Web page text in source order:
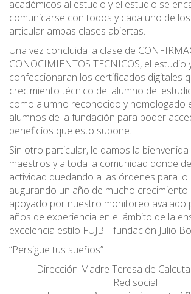
académicos al estudio y el estudio se
comunicarse con todos y cada uno de
articular ambas clases abiertas.
Una vez concluida la clase de
CONOCIMIENTOS TECNICOS, el estudio
confeccionaran los certificados digitales
crecimiento técnico del alumno del
como alumno reconocido y homologado
alumnos de la fundación para poder
beneficios que esto supone.
Sin otro particular, le damos la
maestros y a toda la comunidad donde
actividad quedando a las órdenes para
augurando un año de mucho
apoyado por nuestro monitoreo avalado
años de experiencia en el ámbito de la
excelencia estilo FUJB. –fundación Julio
“Persigue tus sueños”
Dirección Madre Teresa de
Red social